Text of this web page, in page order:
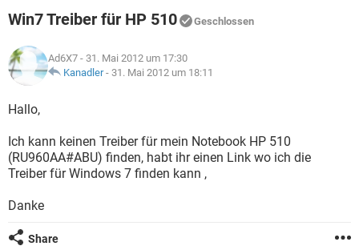
WHATSAPP TIKTOK
FACEBOOK
WHATSAPP
FACEBOOK
SPIELE STREAMING
ANDROID
WINDOWS 10 INSTAGRAM
WHATSAPP
SPIELE
ANDROID
WINDOWS 10
WHATSAPP TIKTOK
FACEBOOK HARDWARE
LEXIKON
SPIELE
WINDOWS 10 INSTAGRAM
FACEBOOK
Win7 Treiber für HP 510 Geschlossen
Ad6X7 - 31. Mai 2012 um 17:30
Kanadler- 31. Mai 2012 um 18:11
Hallo,
Ich kann keinen Treiber für mein Notebook HP 510
(RU960AA#ABU) finden, habt ihr einen Link wo ich die
Treiber für Windows 7 finden kann ,
Danke
Share